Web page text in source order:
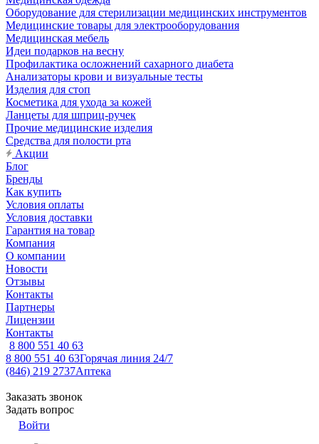
Оборудование для стерилизации медицинских инструментов
Медицинские товары для электрооборудования
Медицинская мебель
Идеи подарков на весну
Профилактика осложнений сахарного диабета
Анализаторы крови и визуальные тесты
Изделия для стоп
Косметика для ухода за кожей
Ланцеты для шприц-ручек
Прочие медицинские изделия
Средства для полости рта
Акции
Блог
Бренды
Как купить
Условия оплаты
Условия доставки
Гарантия на товар
Компания
О компании
Новости
Отзывы
Контакты
Партнеры
Лицензии
Контакты
8 800 551 40 63
8 800 551 40 63Горячая линия 24/7
(846) 219 2737Аптека
Заказать звонок
Задать вопрос
Войти